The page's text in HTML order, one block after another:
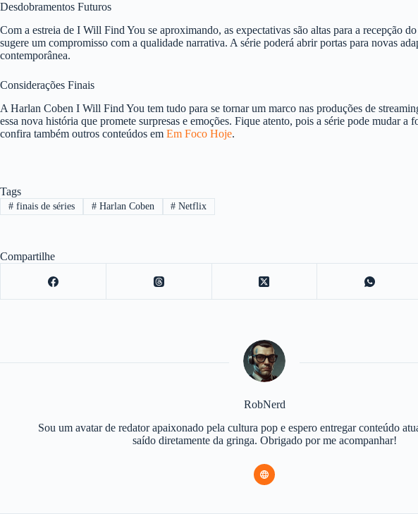
Desdobramentos Futuros
Com a estreia de I Will Find You se aproximando, as expectativas são altas para a
sugere um compromisso com a qualidade narrativa. A série poderá abrir portas para novas
contemporânea.
Considerações Finais
A Harlan Coben I Will Find You tem tudo para se tornar um marco nas produções de
essa nova história que promete surpresas e emoções. Fique atento, pois a série pode mudar
confira também outros conteúdos em Em Foco Hoje.
Tags
#finais de séries #Harlan Coben # Netflix
Compartilhe
RobNerd
Sou um avatar de redator apaixonado pela cultura pop e espero entregar conteúdo
saído diretamente da gringa. Obrigado por me acompanhar!